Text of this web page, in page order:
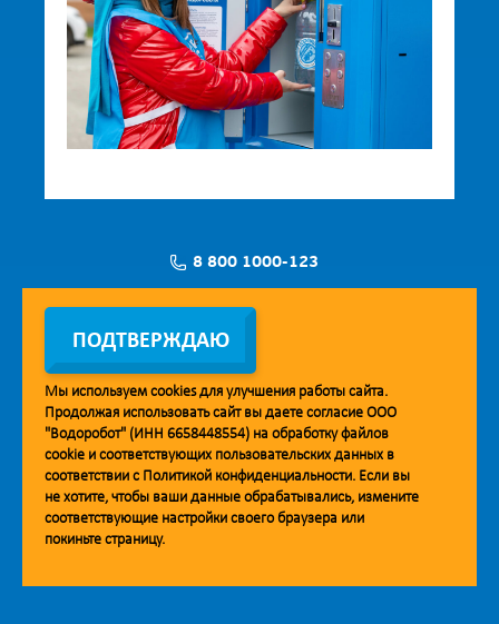
8 800 1000-123
Заявка на установку
Мобильное приложение Vodorobot
ПОДТВЕРЖДАЮ
Мы используем cookiesдля улучшения работы сайта.
Продолжая использовать сайт вы даете согласие ООО
"Водоробот" (ИНН 6658448554) на обработку файлов
cookie и соответствующих пользовательских данных в
соответствии с Политикой конфиденциальности. Если вы
не хотите, чтобы ваши данные обрабатывались, измените
соответствующие настройки своего браузера или
покиньте страницу.